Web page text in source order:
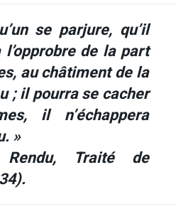
se parjure, qu’il
l’opprobre de la part
au châtiment de la
; il pourra se cacher
il n’échappera
»
Traité de